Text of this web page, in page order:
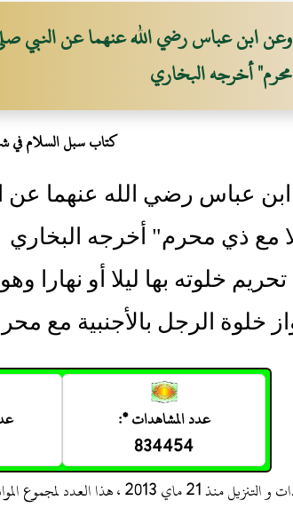
وعن ابن عباس رضي الله عنهما عن النبي
محرم" أخرجه البخاري
كتاب سبل السلام في
عباس رضي الله عنهما عن
مع ذي محرم" أخرجه البخاري
خلوته بها ليلا أو نهارا
خلوة الرجل بالأجنبية مع
عدد المشاهدات *:
834454
العدد لمجموع المواد المتعلقة بموضوع المادة